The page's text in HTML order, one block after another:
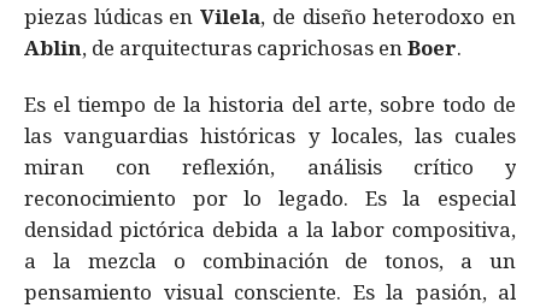
piezas lúdicas enVilela, de diseño heterodoxo en
Ablin, de arquitecturas caprichosas enBoer.
Es el tiempo de la historia del arte, sobre todo de
las vanguardias históricas y locales, las cuales
miran con reflexión, análisis crítico y
reconocimiento por lo legado. Es la especial
densidad pictórica debida a la labor compositiva,
a la mezcla o combinación de tonos, a un
pensamiento visual consciente. Es la pasión, al